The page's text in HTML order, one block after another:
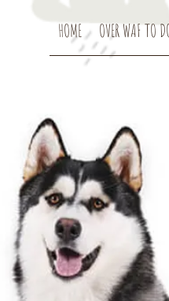
HOME OVER WAF TO